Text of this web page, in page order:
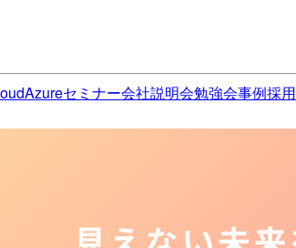
Azureセミナー会社説明会勉強会事例採用